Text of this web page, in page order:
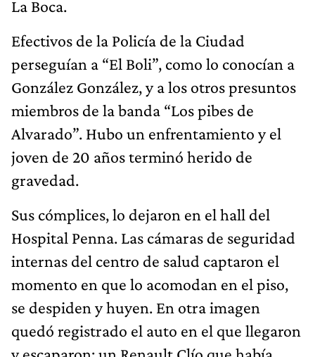
La Boca.
Efectivos de la Policía de la Ciudad
perseguían a “El Boli”, como lo conocían a
González González, y a los otros presuntos
miembros de la banda “Los pibes de
Alvarado”. Hubo un enfrentamiento y el
joven de 20 años terminó herido de
gravedad.
Sus cómplices, lo dejaron en el hall del
Hospital Penna. Las cámaras de seguridad
internas del centro de salud captaron el
momento en que lo acomodan en el piso,
se despiden y huyen. En otra imagen
quedó registrado el auto en el que llegaron